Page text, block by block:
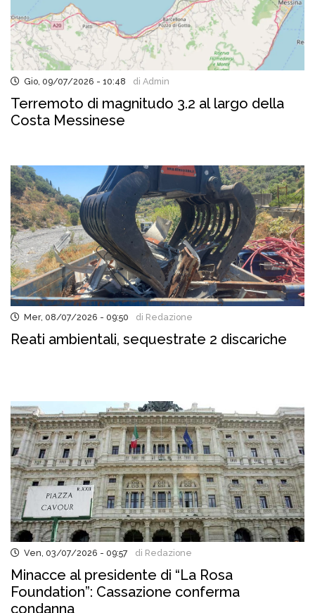
Gio, 09/07/2026 - 10:48 di Admin
Terremoto di magnitudo 3.2 al largo della
Costa Messinese
Mer, 08/07/2026 - 09:50 di Redazione
Reati ambientali, sequestrate 2 discariche
Ven, 03/07/2026 - 09:57 di Redazione
Minacce al presidente di “La Rosa
Foundation”: Cassazione conferma
condanna